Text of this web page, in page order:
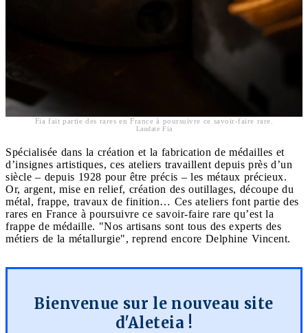
Fia fait partie des rares en France à poursuivre ce savoir-faire rare.
Laudate Fia
Spécialisée dans la création et la fabrication de médailles et
d’insignes artistiques, ces ateliers travaillent depuis près d’un
siècle – depuis 1928 pour être précis – les métaux précieux.
Or, argent, mise en relief, création des outillages, découpe du
métal, frappe, travaux de finition… Ces ateliers font partie des
rares en France à poursuivre ce savoir-faire rare qu’est la
frappe de médaille. "Nos artisans sont tous des experts des
métiers de la métallurgie", reprend encore Delphine Vincent.
Bienvenue sur le nouveau site
d'Aleteia !